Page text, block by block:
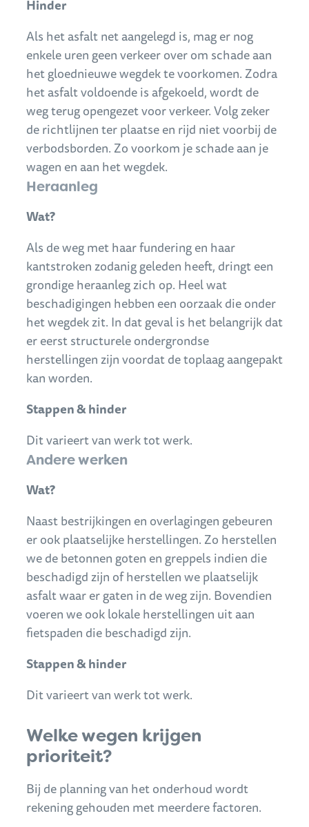
Hinder
Als het asfalt net aangelegd is, mag er nog
enkele uren geen verkeer over om schade aan
het gloednieuwe wegdek te voorkomen. Zodra
het asfalt voldoende is afgekoeld, wordt de
weg terug opengezet voor verkeer. Volg zeker
de richtlijnen ter plaatse en rijd niet voorbij de
verbodsborden. Zo voorkom je schade aan je
wagen en aan het wegdek.
Heraanleg
Wat?
Als de weg met haar fundering en haar
kantstroken zodanig geleden heeft, dringt een
grondige heraanleg zich op. Heel wat
beschadigingen hebben een oorzaak die onder
het wegdek zit. In dat geval is het belangrijk dat
er eerst structurele ondergrondse
herstellingen zijn voordat de toplaag aangepakt
kan worden.
Stappen & hinder
Dit varieert van werk tot werk.
Andere werken
Wat?
Naast bestrijkingen en overlagingen gebeuren
er ook plaatselijke herstellingen. Zo herstellen
we de betonnen goten en greppels indien die
beschadigd zijn of herstellen we plaatselijk
asfalt waar er gaten in de weg zijn. Bovendien
voeren we ook lokale herstellingen uit aan
fietspaden die beschadigd zijn.
Stappen & hinder
Dit varieert van werk tot werk.
Welke wegen krijgen
prioriteit?
Bij de planning van het onderhoud wordt
rekening gehouden met meerdere factoren.